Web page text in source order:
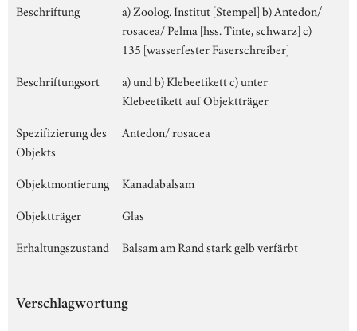
Beschriftung
a) Zoolog. Institut [Stempel] b) Antedon/
rosacea/ Pelma [hss. Tinte, schwarz] c)
135 [wasserfester Faserschreiber]
Beschriftungsort
a) und b) Klebeetikett c) unter
Klebeetikett auf Objektträger
Spezifizierung des
Objekts
Antedon/ rosacea
Objektmontierung
Kanadabalsam
Objektträger
Glas
Erhaltungszustand
Balsam am Rand stark gelb verfärbt
Verschlagwortung